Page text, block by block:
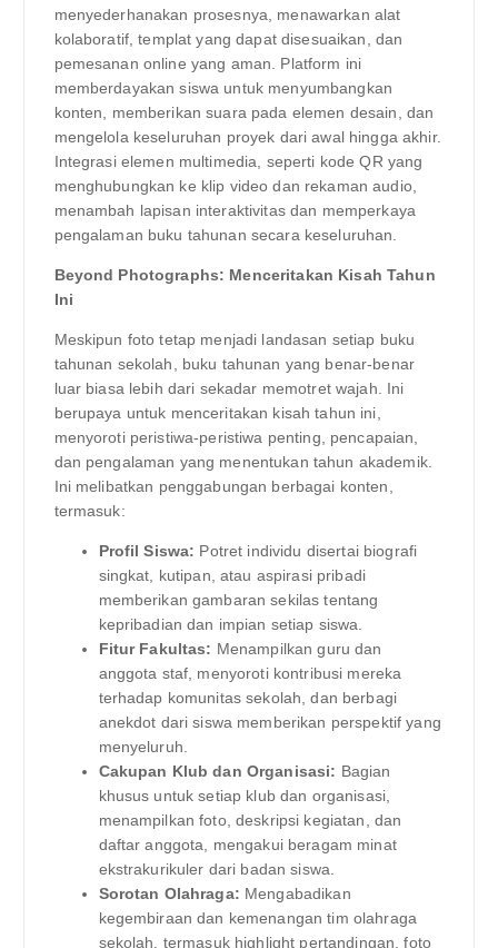
menyederhanakan prosesnya, menawarkan alat
kolaboratif, templat yang dapat disesuaikan, dan
pemesanan online yang aman. Platform ini
memberdayakan siswa untuk menyumbangkan
konten, memberikan suara pada elemen desain, dan
mengelola keseluruhan proyek dari awal hingga akhir.
Integrasi elemen multimedia, seperti kode QR yang
menghubungkan ke klip video dan rekaman audio,
menambah lapisan interaktivitas dan memperkaya
pengalaman buku tahunan secara keseluruhan.
Beyond Photographs: Menceritakan Kisah Tahun
Ini
Meskipun foto tetap menjadi landasan setiap buku
tahunan sekolah, buku tahunan yang benar-benar
luar biasa lebih dari sekadar memotret wajah. Ini
berupaya untuk menceritakan kisah tahun ini,
menyoroti peristiwa-peristiwa penting, pencapaian,
dan pengalaman yang menentukan tahun akademik.
Ini melibatkan penggabungan berbagai konten,
termasuk:
Profil Siswa: Potret individu disertai biografi
singkat, kutipan, atau aspirasi pribadi
memberikan gambaran sekilas tentang
kepribadian dan impian setiap siswa.
Fitur Fakultas: Menampilkan guru dan
anggota staf, menyoroti kontribusi mereka
terhadap komunitas sekolah, dan berbagi
anekdot dari siswa memberikan perspektif yang
menyeluruh.
Cakupan Klub dan Organisasi: Bagian
khusus untuk setiap klub dan organisasi,
menampilkan foto, deskripsi kegiatan, dan
daftar anggota, mengakui beragam minat
ekstrakurikuler dari badan siswa.
Sorotan Olahraga: Mengabadikan
kegembiraan dan kemenangan tim olahraga
sekolah, termasuk highlight pertandingan, foto